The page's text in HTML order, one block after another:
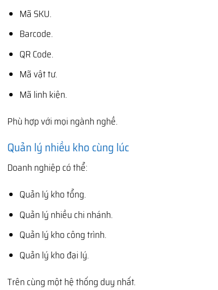
Mã SKU.
Barcode.
QR Code.
Mã vật tư.
Mã linh kiện.
Phù hợp với mọi ngành nghề.
Quản lý nhiều kho cùng lúc
Doanh nghiệp có thể:
Quản lý kho tổng.
Quản lý nhiều chi nhánh.
Quản lý kho công trình.
Quản lý kho đại lý.
Trên cùng một hệ thống duy nhất.